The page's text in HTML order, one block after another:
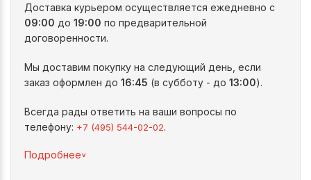
Доставка курьером осуществляется ежедневно с
09:00 до 19:00 по предварительной
договоренности.
Мы доставим покупку на следующий день, если
заказ оформлен до 16:45 (в субботу - до 13:00).
Всегда рады ответить на ваши вопросы по
телефону: +7 (495) 544-02-02.
Подробнее^